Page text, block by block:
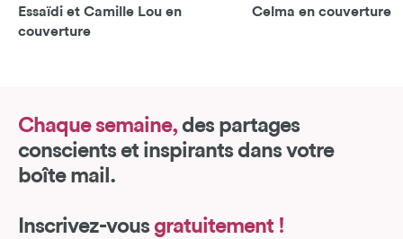
Essaïdi et Camille Lou en
couverture
Celma en couverture
Chaque semaine, des partages
conscients et inspirants dans votre
boîte mail.
Inscrivez-vous gratuitement !